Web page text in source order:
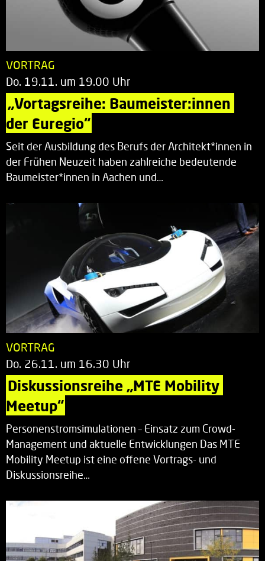
VORTRAG
Do. 19.11. um 19.00 Uhr
„Vortagsreihe: Baumeister:innen
der Euregio“
Seit der Ausbildung des Berufs der Architekt*innen in
der Frühen Neuzeit haben zahlreiche bedeutende
Baumeister*innen in Aachen und…
VORTRAG
Do. 26.11. um 16.30 Uhr
Diskussionsreihe „MTE Mobility
Meetup“
Personenstromsimulationen – Einsatz zum Crowd-
Management und aktuelle Entwicklungen Das MTE
Mobility Meetup ist eine offene Vortrags- und
Diskussionsreihe…